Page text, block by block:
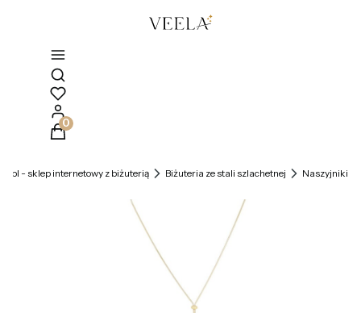
Otwórz wyszukiwarkę
Produkty w koszyku: 0. Zobacz szczegóły
- sklep internetowy z biżuterią Biżuteria ze stali szlachetnej Naszyjniki